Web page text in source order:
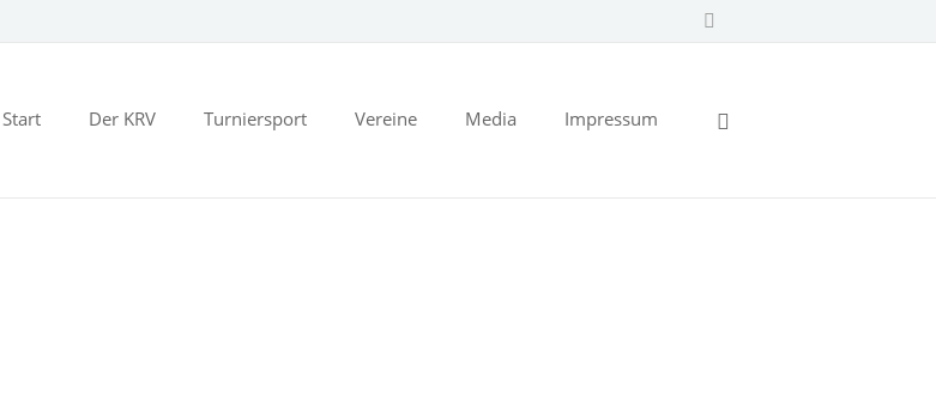
Start Der KRV Turniersport Vereine Media Impressum